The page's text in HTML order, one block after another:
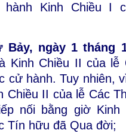
Kinh Chiều I
Bảy, ngày 1 tháng
Kinh Chiều II của lễ
cử hành. Tuy nhiên,
Chiều II của lễ Các
nối bằng giờ Kinh
Tín hữu đã Qua đời;